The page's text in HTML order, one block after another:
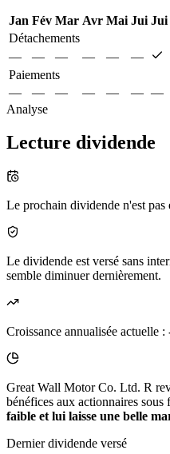
Jan Fév Mar Avr Mai Jui Jui
Détachements
—
— — — — —
Paiements
—
— — — — — —
Analyse
Lecture dividende
Le prochain dividende n'est pas
Le dividende est versé sans
semble diminuer dernièrement.
Croissance annualisée actuelle :
Great Wall Motor Co. Ltd. R
bénéfices aux actionnaires
faible et lui laisse une belle
Dernier dividende versé